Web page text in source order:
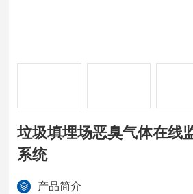
垃圾填埋场恶臭气体在线
系统
产品简介